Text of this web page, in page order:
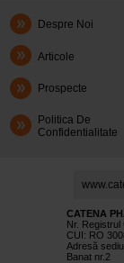
Despre Noi
Articole
Prospecte
Politica De
Confidentialitate
CATENA
Nr. Registrul
CUI: RO
Adresă
Banat nr.2